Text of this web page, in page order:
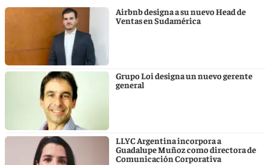
Airbnb designa a su nuevo Head de
Ventas en Sudamérica
Grupo Loi designa un nuevo gerente
general
LLYC Argentina incorpora a
Guadalupe Muñoz como directora de
Comunicación Corporativa